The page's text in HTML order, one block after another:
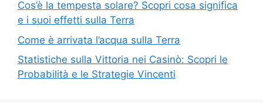
Cos’è la tempesta solare? Scopri cosa significa
e i suoi effetti sulla Terra
Come è arrivata l’acqua sulla Terra
Statistiche sulla Vittoria nei Casinò: Scopri le
Probabilità e le Strategie Vincenti